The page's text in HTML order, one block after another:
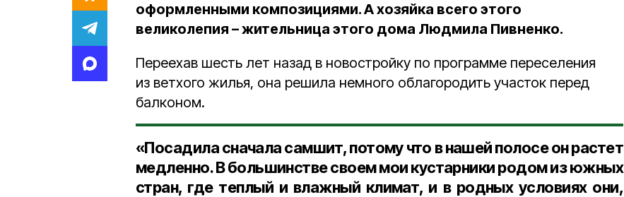
оформленными композициями. А хозяйка всего этого
великолепия – жительница этого дома Людмила Пивненко.
Переехав шесть лет назад в новостройку по программе переселения
из ветхого жилья, она решила немного облагородить участок перед
балконом.
«Посадила сначала самшит, потому что в нашей полосе он растет
медленно. В большинстве своем мои кустарники родом из южных
стран, где теплый и влажный климат, и в родных условиях они,